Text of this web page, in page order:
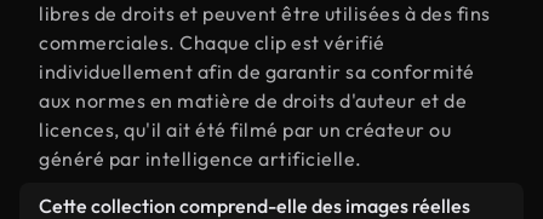
libres de droits et peuvent être utilisées à des fins
commerciales. Chaque clip est vérifié
individuellement afin de garantir sa conformité
aux normes en matière de droits d'auteur et de
licences, qu'il ait été filmé par un créateur ou
généré par intelligence artificielle.
Cette collection comprend-elle des images réelles